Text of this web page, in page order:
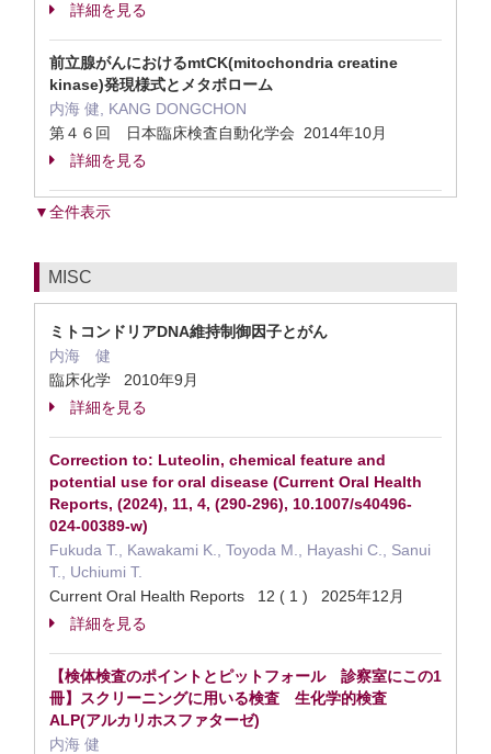
詳細を見る
前立腺がんにおけるmtCK(mitochondria creatine
kinase)発現様式とメタボローム
内海 健, KANG DONGCHON
第４６回 日本臨床検査自動化学会 2014年10月
詳細を見る
▼全件表示
MISC
ミトコンドリアDNA維持制御因子とがん
内海 健
臨床化学 2010年9月
詳細を見る
Correction to: Luteolin, chemical feature and
potential use for oral disease (Current Oral Health
Reports, (2024), 11, 4, (290-296), 10.1007/s40496-
024-00389-w)
Fukuda T., Kawakami K., Toyoda M., Hayashi C., Sanui
T., Uchiumi T.
Current Oral Health Reports 12 ( 1 ) 2025年12月
詳細を見る
【検体検査のポイントとピットフォール 診察室にこの1
冊】スクリーニングに用いる検査 生化学的検査
ALP(アルカリホスファターゼ)
内海 健